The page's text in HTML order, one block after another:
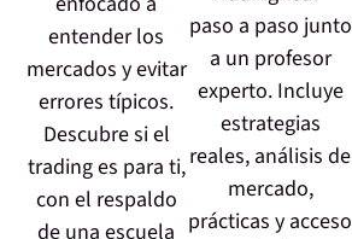
entender los
mercados y evitar
errores típicos.
Descubre si el
trading es para ti,
con el respaldo
de una escuela
paso a paso junto
a un profesor
experto. Incluye
estrategias
reales, análisis de
mercado,
prácticas y acceso